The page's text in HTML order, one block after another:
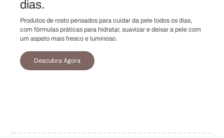
dias.
Produtos de rosto pensados para cuidar da pele todos os dias,
com fórmulas práticas para hidratar, suavizar e deixar a pele com
um aspeto mais fresco e luminoso.
Descubra Agora